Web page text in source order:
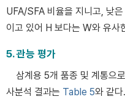
UFA/SFA 비율을 지니고, 낮
이고 있어 H 보다는 W와 유사
5. 관능 평가
삼계용 5개 품종 및 계통으
사분석 결과는 Table 5와 같다